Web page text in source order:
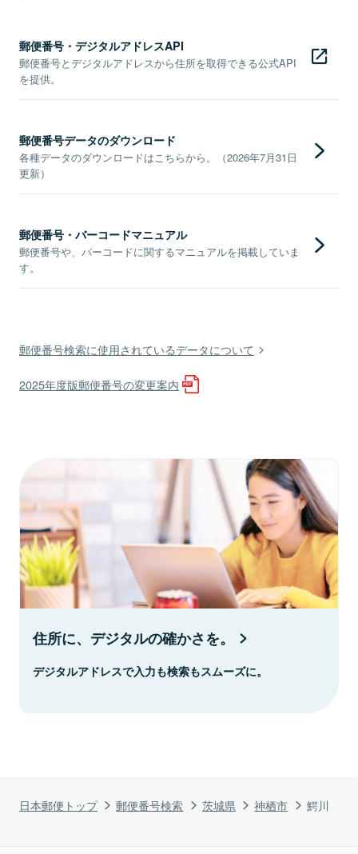
日本郵便トップ 郵便番号検索 茨城県 神栖市 鰐川
郵便番号・デジタルアドレスAPI
郵便番号とデジタルアドレスから住所を取得できる公式API
を提供。
郵便番号データのダウンロード
各種データのダウンロードはこちらから。（2026年7月31日
更新）
郵便番号・バーコードマニュアル
郵便番号や、バーコードに関するマニュアルを掲載していま
す。
郵便番号検索に使用されているデータについて
2025年度版郵便番号の変更案内
住所に、デジタルの確かさを。
デジタルアドレスで入力も検索もスムーズに。